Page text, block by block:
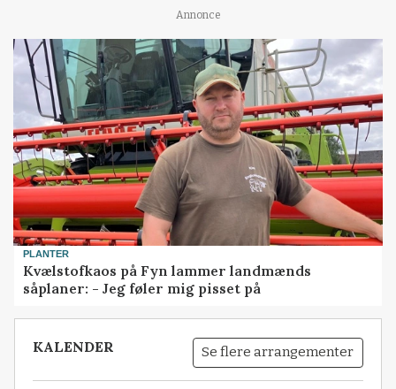
Annonce
PLANTER
Kvælstofkaos på Fyn lammer landmænds
såplaner: - Jeg føler mig pisset på
KALENDER Se flere arrangementer